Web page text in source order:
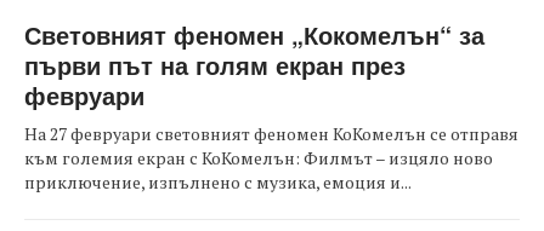
Световният феномен „Кокомелън“ за
първи път на голям екран през
февруари
На 27 февруари световният феномен КоКомелън се отправя
към големия екран с КоКомелън: Филмът – изцяло ново
приключение, изпълнено с музика, емоция и...